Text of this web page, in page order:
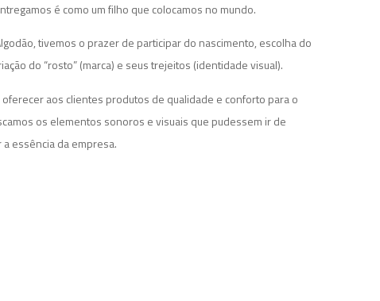
é como um filho que colocamos no mundo.
tivemos o prazer de participar do nascimento, escolha do
do “rosto” (marca) e seus trejeitos (identidade visual).
oferecer aos clientes produtos de qualidade e conforto para o
os elementos sonoros e visuais que pudessem ir de
essência da empresa.